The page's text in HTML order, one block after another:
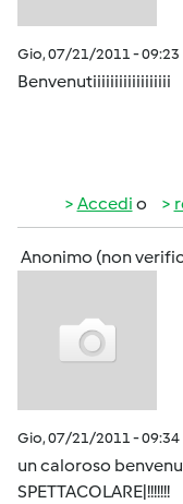
Gio, 07/21/2011 - 09:23
Benvenutiiiiiiiiiiiiiiiiii
Accedi o
Anonimo (non
Gio, 07/21/2011 - 09:34
un caloroso
SPETTACOLARE|!!!!!!!